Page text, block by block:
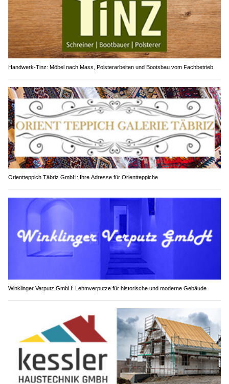
Handwerk-Tinz: Möbel nach Mass, Polsterarbeiten und Bootsbau vom Fachbetrieb
Orientteppich Täbriz GmbH: Ihre Adresse für Orientteppiche
Winklinger Verputz GmbH: Lehmverputze für historische und moderne Gebäude